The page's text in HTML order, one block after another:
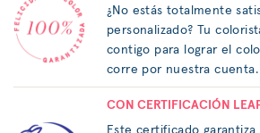
¿No estás totalmente
personalizado? Tu
contigo para lograr el
corre por nuestra cuenta.
CON CERTIFICACIÓN